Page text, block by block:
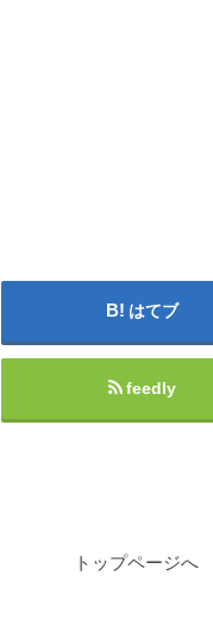
はてブ
feedly
トップページへ